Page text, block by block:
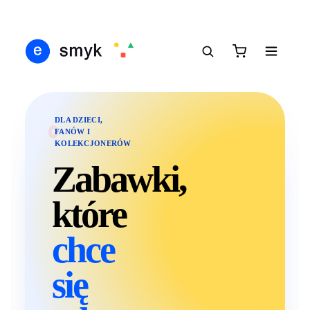
DLA DZIECI,
FANÓW I
KOLEKCJONERÓW
Zabawki,
które
chce
się
Wysyłka
dziś